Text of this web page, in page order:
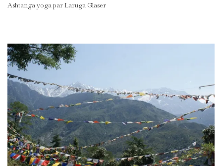
Ashtanga yoga par Laruga Glaser